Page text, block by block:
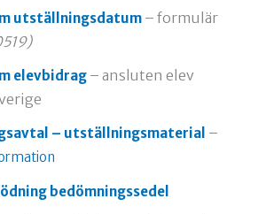
utställningsdatum – formulär
elevbidrag – ansluten elev
– utställningsmaterial –
bedömningssedel